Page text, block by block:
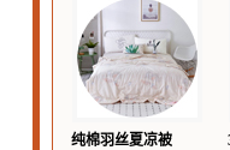
纯棉羽丝夏凉被